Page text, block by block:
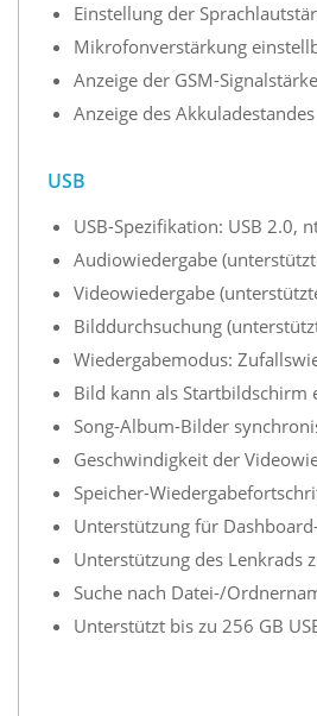
Einstellung der
Mikrofonverstärkung
Anzeige der GSM-Signalstärke
Anzeige des Akkuladestandes
USB
USB-Spezifikation: USB 2.0,
Audiowiedergabe
Videowiedergabe
Bilddurchsuchung
Wiedergabemodus:
Bild kann als Startbildschirm
Song-Album-Bilder
Geschwindigkeit der
Speicher-
Unterstützung für
Unterstützung des Lenkrads
Suche nach Datei-/
Unterstützt bis zu 256 GB